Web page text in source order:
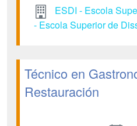
ESDI - Escola
- Escola Superior de
Técnico en
Restauración